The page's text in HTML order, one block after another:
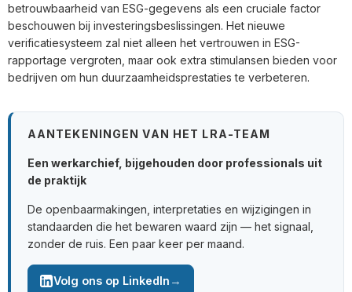
betrouwbaarheid van ESG-gegevens als een cruciale factor
beschouwen bij investeringsbeslissingen. Het nieuwe
verificatiesysteem zal niet alleen het vertrouwen in ESG-
rapportage vergroten, maar ook extra stimulansen bieden voor
bedrijven om hun duurzaamheidsprestaties te verbeteren.
AANTEKENINGEN VAN HET LRA-TEAM
Een werkarchief, bijgehouden door professionals uit
de praktijk
De openbaarmakingen, interpretaties en wijzigingen in
standaarden die het bewaren waard zijn — het signaal,
zonder de ruis. Een paar keer per maand.
Volg ons op LinkedIn →